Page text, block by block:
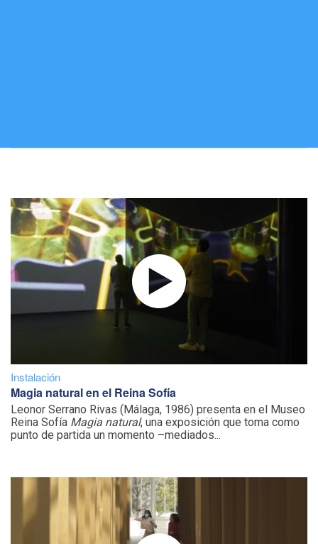
Instalación
Magia natural en el Reina Sofía
Leonor Serrano Rivas (Málaga, 1986) presenta en el Museo
Reina Sofía Magia natural, una exposición que toma como
punto de partida un momento –mediados...